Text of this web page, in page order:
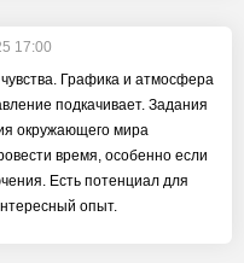
17:00
Графика и атмосфера
подкачивает. Задания
окружающего мира
время, особенно если
Есть потенциал для
опыт.